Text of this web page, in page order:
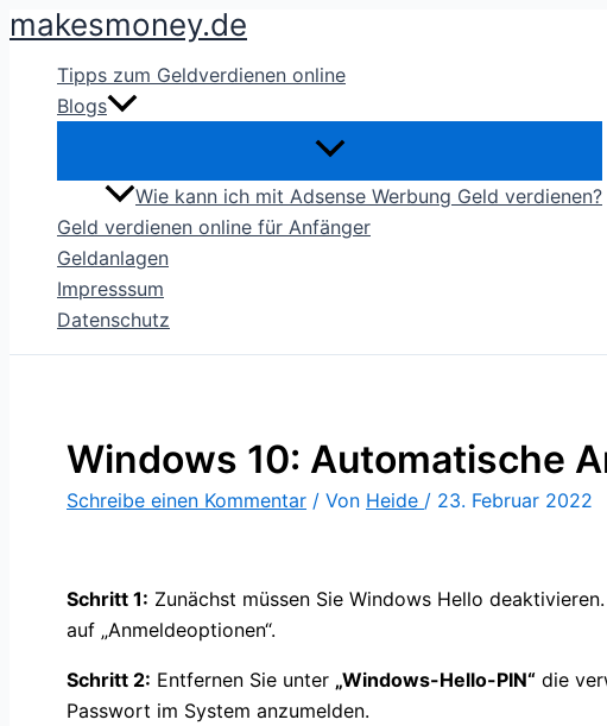
Zum
springen
makesmoney.de
Tipps zum Geldverdienen online
Blogs
Wie kann ich mit Adsense Werbung Geld verdienen?
Geld verdienen online für Anfänger
Geldanlagen
Impresssum
Datenschutz
Windows 10: Automatische
Schreibe einen Kommentar / Von Heide / 23. Februar 2022
Schritt 1: Zunächst müssen Sie Windows Hello
auf „Anmeldeoptionen“.
Schritt 2: Entfernen Sie unter „Windows-Hello-PIN“ die
Passwort im System anzumelden.